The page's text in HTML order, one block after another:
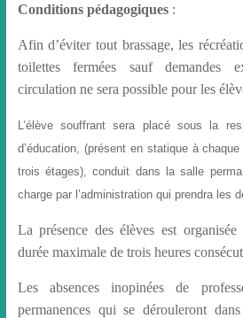
Conditions pédagogiques:
Afin d’éviter tout brassage, les
toilettes fermées sauf demandes
circulation ne sera possible pour les
L’élève souffrant sera placé sous la
d’éducation, (présent en statique à
trois étages), conduit dans la salle
charge par l’administration qui prendra les
La présence des élèves est
durée maximale de trois heures
Les absences inopinées de
permanences qui se dérouleront